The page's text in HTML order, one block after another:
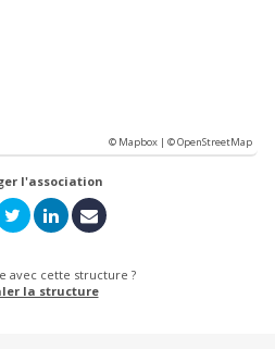
© Mapbox |© OpenStreetMap
l'association
avec cette structure ?
la structure